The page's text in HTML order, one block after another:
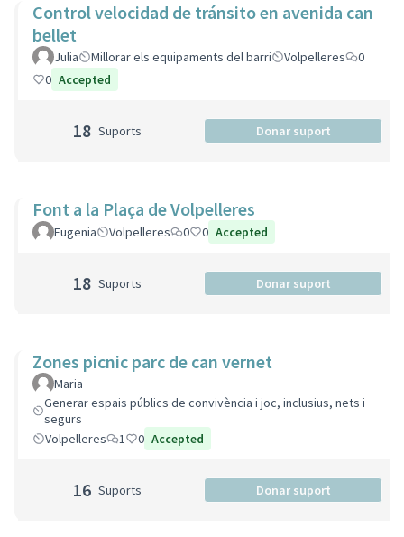
Control velocidad de tránsito en avenida can
bellet
Julia Millorar els equipaments del barri Volpelleres
0
0 Accepted
18 Suports Donar suport
Font a la Plaça de Volpelleres
Eugenia Volpelleres 0 0 Accepted
18 Suports Donar suport
Zones picnic parc de can vernet
Maria
Generar espais públics de convivència i joc, inclusius, nets i
segurs
Volpelleres
1 0 Accepted
16 Suports Donar suport